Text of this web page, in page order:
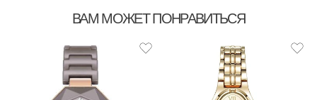
ВАМ МОЖЕТ ПОНРАВИТЬСЯ